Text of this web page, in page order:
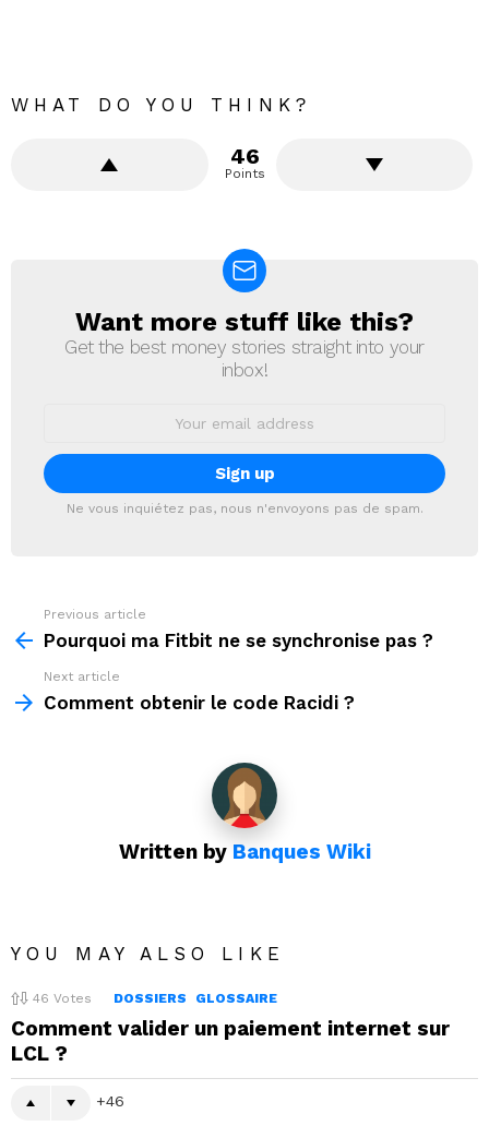
WHAT DO YOU THINK?
46
Points
NEWSLETTER
Want more stuff like this?
Get the best money stories straight into your
inbox!
Ne vous inquiétez pas, nous n'envoyons pas de spam.
more
Previous article
Pourquoi ma Fitbit ne se synchronise pas ?
Next article
Comment obtenir le code Racidi ?
Written by Banques Wiki
YOU MAY ALSO LIKE
46 Votes DOSSIERS GLOSSAIRE
Comment valider un paiement internet sur
LCL ?
46